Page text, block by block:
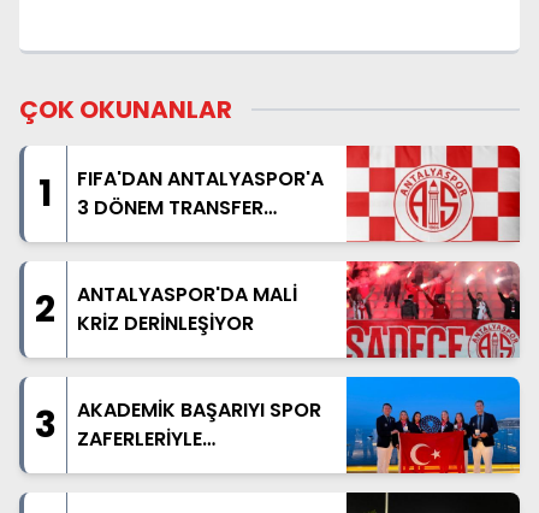
ÇOK OKUNANLAR
1
FIFA'DAN ANTALYASPOR'A
3 DÖNEM TRANSFER
YASAĞI
2
ANTALYASPOR'DA MALİ
KRİZ DERİNLEŞİYOR
3
AKADEMİK BAŞARIYI SPOR
ZAFERLERİYLE
TAÇLANDIRDILAR